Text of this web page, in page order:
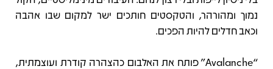
נמוך ומהורהר, והטקסטים חותכים ישר למקום שבו אהבה
וכאב חדלים להיות הפכים.
“Avalanche” פותח את האלבום כהצהרה קודרת ועוצמתית,